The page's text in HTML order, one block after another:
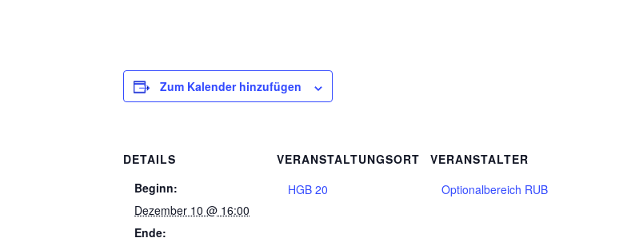
Zum Kalender hinzufügen
DETAILS
Beginn:
Dezember 10 @ 16:00
Ende:
VERANSTALTUNGSORT
HGB 20
VERANSTALTER
Optionalbereich RUB